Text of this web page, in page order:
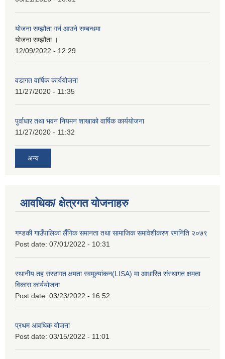
योजना सम्झौता गर्न आउने सम्बन्धमा
योजना सम्झौता ।
12/09/2022 - 12:29
वडागत वार्षिक कार्ययोजना
11/27/2020 - 11:35
पुर्वाधार तथा भवन नियमन शाखाको वार्षिक कार्ययोजना
11/27/2020 - 11:32
अन्य
आवधिक/ क्षेत्रगत योजनाहरु
गण्डकी गाउँपालिका लैँगिक समानता तथा सामाजिक समावेशीकरण रणनिति २०७९
Post date: 07/01/2022 - 10:31
स्थानीय तह संस्ठागत क्षमता स्वमूल्यांकन(LISA) मा आधारित संस्थागत क्षमता
विकास कार्ययोजना
Post date: 03/23/2022 - 16:52
प्रथम आवधिक योजना
Post date: 03/15/2022 - 11:01